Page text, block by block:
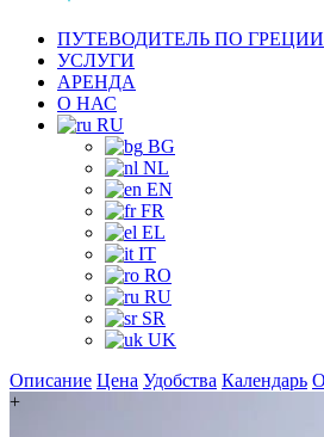
ПУТЕВОДИТЕЛЬ ПО ГРЕЦИИ
УСЛУГИ
АРЕНДА
О НАС
RU
BG
NL
EN
FR
EL
IT
RO
RU
SR
UK
Описание Цена Удобства Календарь
+